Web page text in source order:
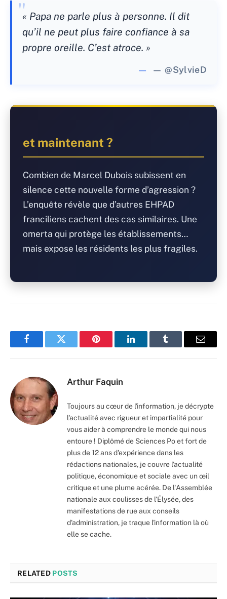
« Papa ne parle plus à personne. Il dit
qu’il ne peut plus faire confiance à sa
propre oreille. C’est atroce. »
— @SylvieD
et maintenant ?
Combien de Marcel Dubois subissent en
silence cette nouvelle forme d’agression ?
L’enquête révèle que d’autres EHPAD
franciliens cachent des cas similaires. Une
omerta qui protège les établissements…
mais expose les résidents les plus fragiles.
FacebookTwitter Pinterest LinkedInTumblr Email
Arthur Faquin
Toujours au cœur de l'information, je décrypte
l'actualité avec rigueur et impartialité pour
vous aider à comprendre le monde qui nous
entoure ! Diplômé de Sciences Po et fort de
plus de 12 ans d'expérience dans les
rédactions nationales, je couvre l'actualité
politique, économique et sociale avec un œil
critique et une plume acérée. De l'Assemblée
nationale aux coulisses de l'Élysée, des
manifestations de rue aux conseils
d'administration, je traque l'information là où
elle se cache.
RELATED POSTS